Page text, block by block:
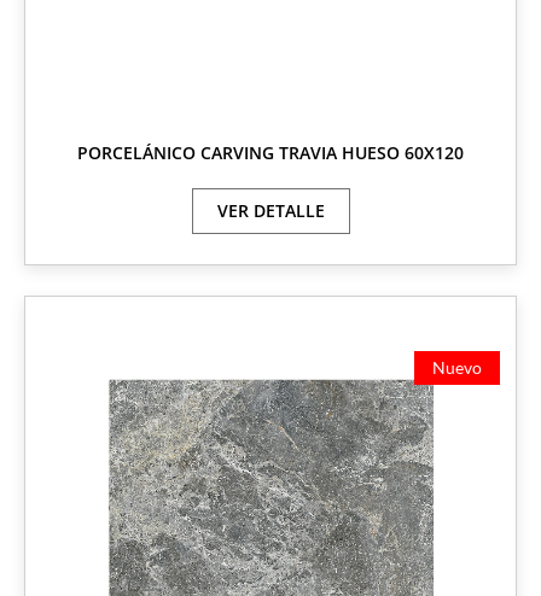
PORCELÁNICO CARVING TRAVIA HUESO 60X120
VER DETALLE
Nuevo